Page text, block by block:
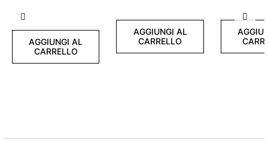
Precedente
AGGIUNGI AL
CARRELLO
AGGIUNGI AL
CARRELLO